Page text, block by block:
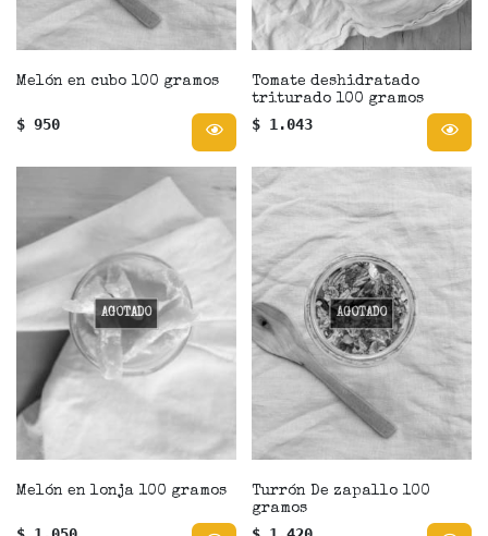
Melón en cubo 100 gramos
$ 950
Tomate deshidratado
triturado 100 gramos
$ 1.043
AGOTADO
Melón en lonja 100 gramos
AGOTADO
Turrón De zapallo 100
gramos